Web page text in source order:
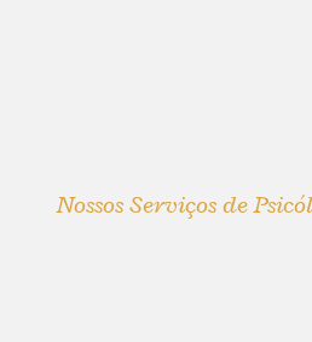
Nossos Serviços de